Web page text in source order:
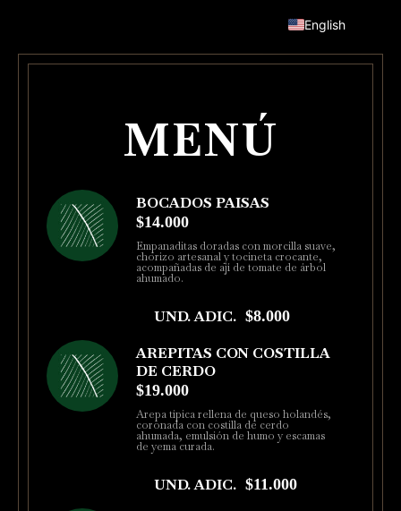
MENÚ
BOCADOS PAISAS
$14.000
Empanaditas doradas con morcilla suave,
chorizo artesanal y tocineta crocante,
acompañadas de ají de tomate de árbol
ahumado.
UND. ADIC. $8.000
AREPITAS CON COSTILLA
DE CERDO
$19.000
Arepa típica rellena de queso holandés,
coronada con costilla de cerdo
ahumada, emulsión de humo y escamas
de yema curada.
UND. ADIC. $11.000
English